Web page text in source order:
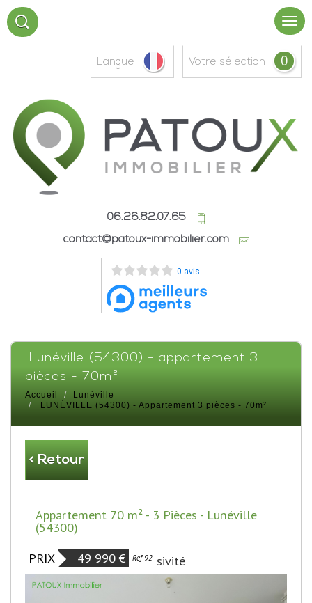
Langue votre sélection 0
06.26.82.07.65
contact@patoux-immobilier.com
0 avis
lunéville (54300) - appartement 3
pièces - 70m²
Accueil
Lunéville
LUNÉVILLE (54300) - Appartement 3 pièces - 70m²
< Retour
Appartement 70 m² - 3 Pièces - Lunéville
(54300)
PRIX
49 990 € Ref 92
Exclusivité